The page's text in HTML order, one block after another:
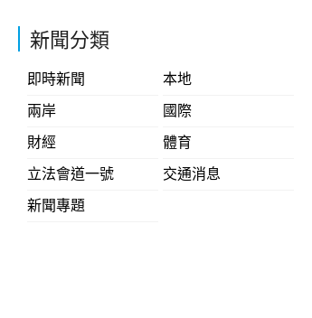
新聞分類
即時新聞
本地
兩岸
國際
財經
體育
立法會道一號
交通消息
新聞專題